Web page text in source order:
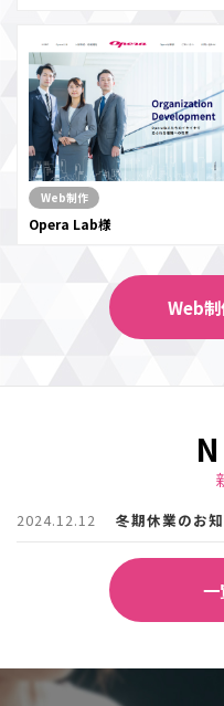
Web制作
Opera Lab様
Web
2024.12.12 冬期休業のお
一